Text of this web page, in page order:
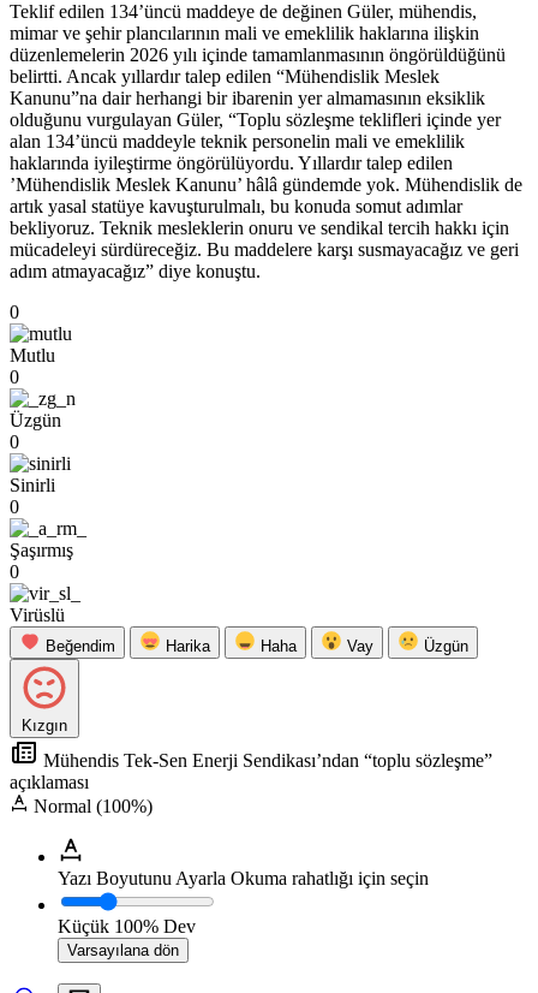
Teklif edilen 134’üncü maddeye de değinen Güler, mühendis,
mimar ve şehir plancılarının mali ve emeklilik haklarına ilişkin
düzenlemelerin 2026 yılı içinde tamamlanmasının öngörüldüğünü
belirtti. Ancak yıllardır talep edilen “Mühendislik Meslek
Kanunu”na dair herhangi bir ibarenin yer almamasının eksiklik
olduğunu vurgulayan Güler, “Toplu sözleşme teklifleri içinde yer
alan 134’üncü maddeyle teknik personelin mali ve emeklilik
haklarında iyileştirme öngörülüyordu. Yıllardır talep edilen
’Mühendislik Meslek Kanunu’ hâlâ gündemde yok. Mühendislik de
artık yasal statüye kavuşturulmalı, bu konuda somut adımlar
bekliyoruz. Teknik mesleklerin onuru ve sendikal tercih hakkı için
mücadeleyi sürdüreceğiz. Bu maddelere karşı susmayacağız ve geri
adım atmayacağız” diye konuştu.
0
Mutlu
0
Üzgün
0
Sinirli
0
Şaşırmış
0
Virüslü
Beğendim Harika Haha Vay Üzgün
Kızgın
Mühendis Tek-Sen Enerji Sendikası’ndan “toplu sözleşme”
açıklaması
Normal (100%)
Yazı Boyutunu Ayarla Okuma rahatlığı için seçin
Küçük 100% Dev
Varsayılana dön